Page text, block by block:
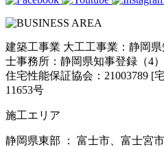
建築工事業 大工工事業：静岡
士事務所：静岡県知事登録（4
住宅性能保証協会：21003789 [
11653号
施工エリア
静岡県東部 ： 富士市、富士宮